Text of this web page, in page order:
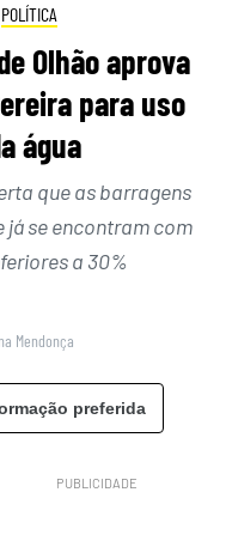
POLÍTICA
Olhão aprova
para uso
água
que as barragens
já se encontram com
a 30%
Mendonça
preferida